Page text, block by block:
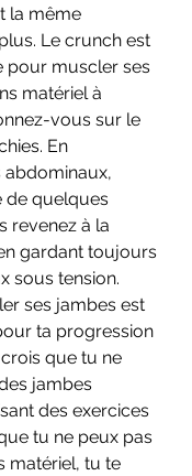
la même
Le crunch est
pour muscler ses
matériel à
vous sur le
En
de quelques
revenez à la
gardant toujours
sous tension.
ses jambes est
ta progression
que tu ne
jambes
des exercices
tu ne peux pas
matériel, tu te